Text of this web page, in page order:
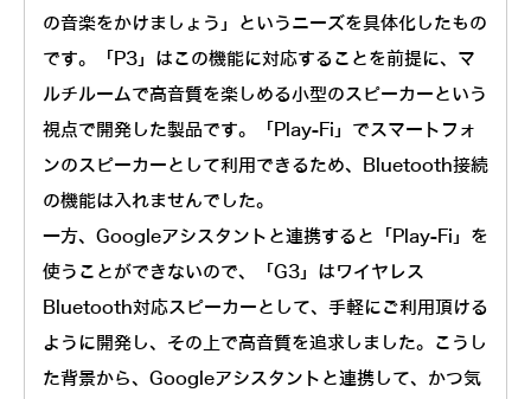
の音楽をかけましょう」というニーズを具体化したもの
です。「P3」はこの機能に対応することを前提に、マ
ルチルームで高音質を楽しめる小型のスピーカーという
視点で開発した製品です。「Play-Fi」でスマートフォ
ンのスピーカーとして利用できるため、Bluetooth接続
の機能は入れませんでした。
一方、Googleアシスタントと連携すると「Play-Fi」を
使うことができないので、「G3」はワイヤレス
Bluetooth対応スピーカーとして、手軽にご利用頂ける
ように開発し、その上で高音質を追求しました。こうし
た背景から、Googleアシスタントと連携して、かつ気